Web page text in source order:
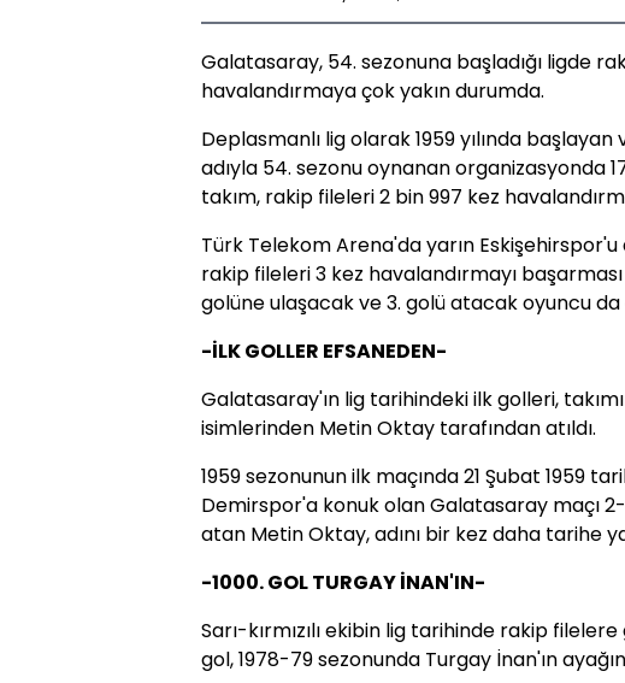
Galatasaray, 54. sezonuna başladığı ligde
havalandırmaya çok yakın durumda.
Deplasmanlı lig olarak 1959 yılında
adıyla 54. sezonu oynanan organizasyonda
takım, rakip fileleri 2 bin 997 kez
Türk Telekom Arena'da yarın
rakip fileleri 3 kez havalandırmayı
golüne ulaşacak ve 3. golü atacak oyuncu da
-İLK GOLLER EFSANEDEN-
Galatasaray'ın lig tarihindeki ilk golleri,
isimlerinden Metin Oktay tarafından atıldı.
1959 sezonunun ilk maçında 21 Şubat 1959
Demirspor'a konuk olan Galatasaray maçı
atan Metin Oktay, adını bir kez daha tarihe
-1000. GOL TURGAY İNAN'IN-
Sarı-kırmızılı ekibin lig tarihinde rakip
gol, 1978-79 sezonunda Turgay İnan'ın